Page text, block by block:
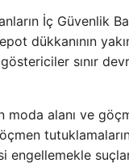
İç Güvenlik
dükkanının
sınır
moda alanı ve
engellemekle